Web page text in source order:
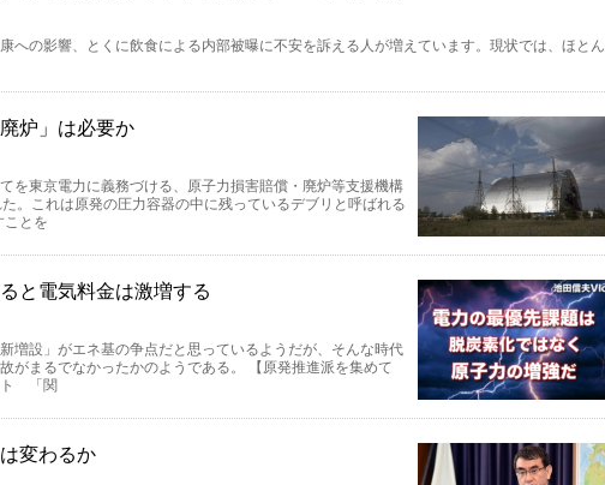
への影響、とくに飲食による内部被曝に不安を訴える人が増えています。現状では、ほとん
炉」は必要か
を東京電力に義務づける、原子力損害賠償・廃炉等支援機構
。これは原発の圧力容器の中に残っているデブリと呼ばれる
ことを
と電気料金は激増する
増設」がエネ基の争点だと思っているようだが、そんな時代
がまるでなかったかのようである。 【原発推進派を集めて
ト 「関
変わるか